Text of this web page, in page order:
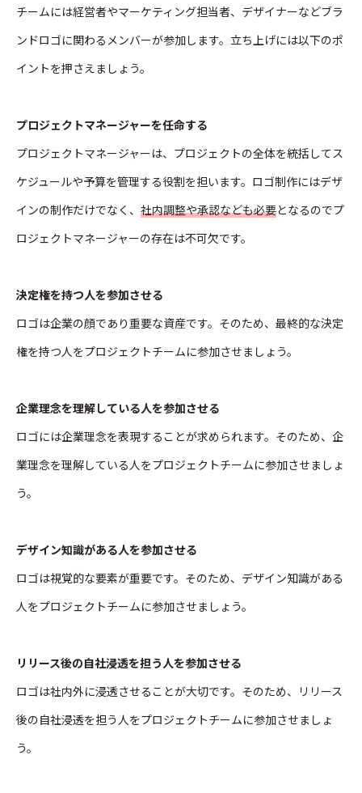
チームには経営者やマーケティング担当者、デザイナーなどブラ
ンドロゴに関わるメンバーが参加します。立ち上げには以下のポ
イントを押さえましょう。
プロジェクトマネージャーを任命する
プロジェクトマネージャーは、プロジェクトの全体を統括してス
ケジュールや予算を管理する役割を担います。ロゴ制作にはデザ
インの制作だけでなく、 社内調整や承認なども必要となるのでプ
ロジェクトマネージャーの存在は不可欠です。
決定権を持つ人を参加させる
ロゴは企業の顔であり重要な資産です。そのため、最終的な決定
権を持つ人をプロジェクトチームに参加させましょう。
企業理念を理解している人を参加させる
ロゴには企業理念を表現することが求められます。そのため、企
業理念を理解している人をプロジェクトチームに参加させましょ
う。
デザイン知識がある人を参加させる
ロゴは視覚的な要素が重要です。そのため、デザイン知識がある
人をプロジェクトチームに参加させましょう。
リリース後の自社浸透を担う人を参加させる
ロゴは社内外に浸透させることが大切です。そのため、リリース
後の自社浸透を担う人をプロジェクトチームに参加させましょ
う。